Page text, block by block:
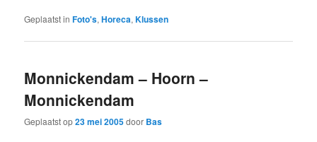
Geplaatst in Foto's,Horeca,Klussen
Monnickendam – Hoorn –
Monnickendam
Geplaatst op23 mei 2005door Bas